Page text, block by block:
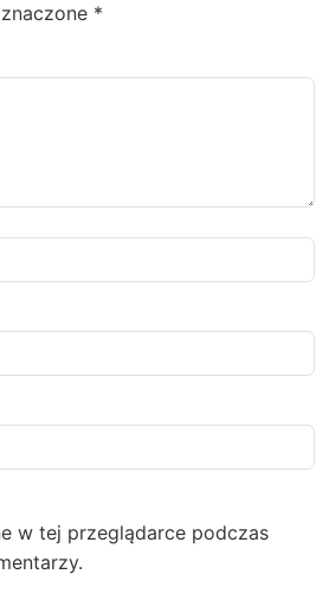
*
w tej przeglądarce podczas